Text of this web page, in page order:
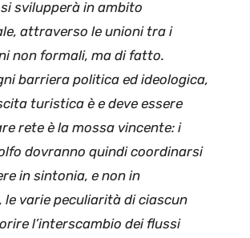
svilupperà in ambito
attraverso le unioni tra i
non formali, ma di fatto.
barriera politica ed ideologica,
turistica è e deve essere
rete è la mossa vincente: i
dovranno quindi coordinarsi
in sintonia, e non in
le varie peculiarità di ciascun
l’interscambio dei flussi